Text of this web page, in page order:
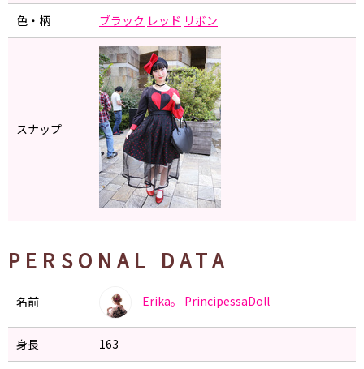
色・柄 ブラック レッド リボン
スナップ
PERSONAL DATA
名前 Erika。 PrincipessaDoll
身長 163